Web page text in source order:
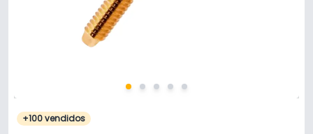
+100 vendidos